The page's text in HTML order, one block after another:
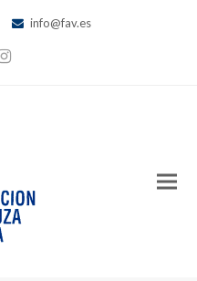
info@fav.es
Instagram